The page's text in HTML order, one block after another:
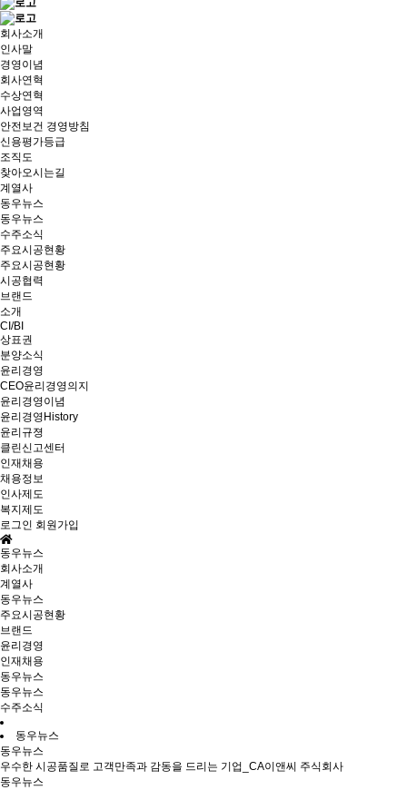
회사소개
인사말
경영이념
회사연혁
수상연혁
사업영역
안전보건 경영방침
신용평가등급
조직도
찾아오시는길
계열사
동우뉴스
동우뉴스
수주소식
주요시공현황
주요시공현황
시공협력
브랜드
소개
CI/BI
상표권
분양소식
윤리경영
CEO윤리경영의지
윤리경영이념
윤리경영History
윤리규졍
클린신고센터
인재채용
채용정보
인사제도
복지제도
로그인 회원가입
동우뉴스
회사소개
계열사
동우뉴스
주요시공현황
브랜드
윤리경영
인재채용
동우뉴스
동우뉴스
수주소식
동우뉴스
동우뉴스
우수한 시공품질로 고객만족과 감동을 드리는 기업_CA이앤씨 주식회사
동우뉴스